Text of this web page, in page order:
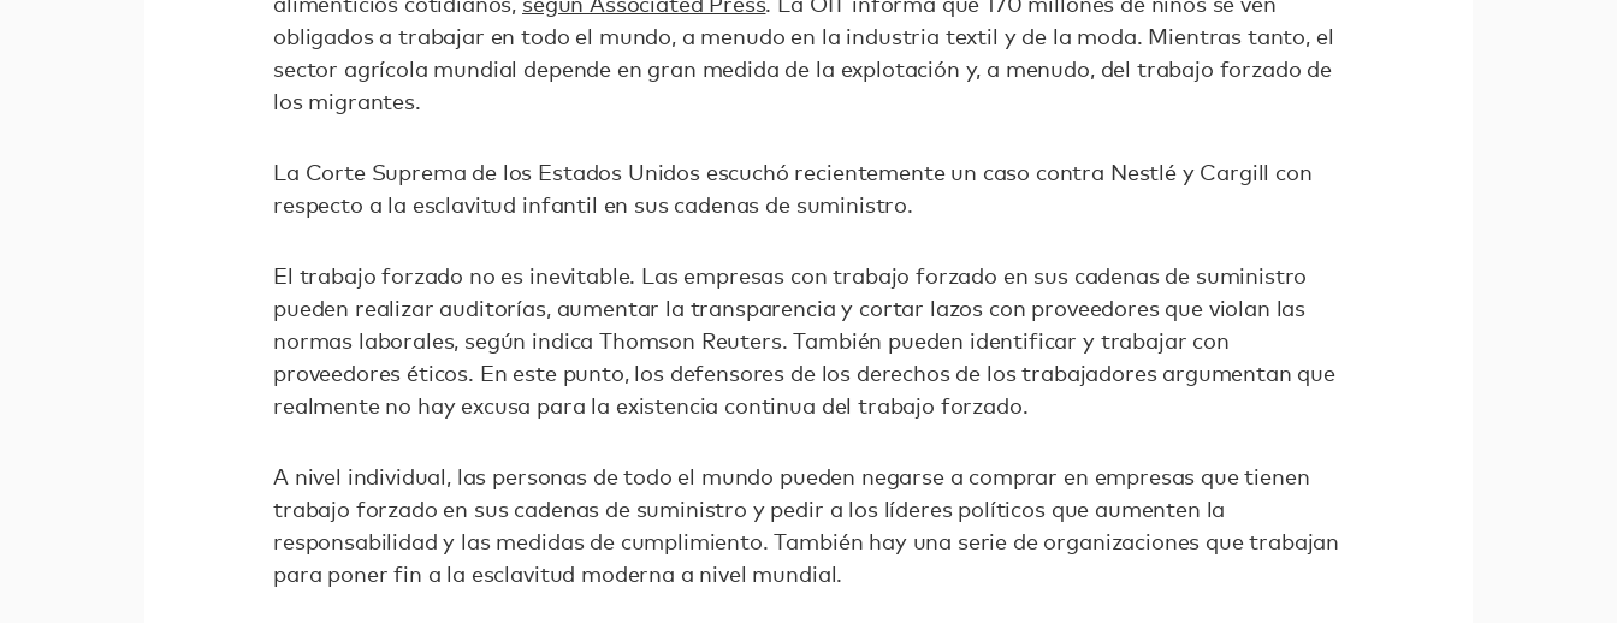
obligados a trabajar en todo el mundo, a menudo en la industria textil y de la moda. Mientras tanto, el
sector agrícola mundial depende en gran medida de la explotación y, a menudo, del trabajo forzado de
los migrantes.
La Corte Suprema de los Estados Unidos escuchó recientemente un caso contra Nestlé y Cargill con
respecto a la esclavitud infantil en sus cadenas de suministro.
El trabajo forzado no es inevitable. Las empresas con trabajo forzado en sus cadenas de suministro
pueden realizar auditorías, aumentar la transparencia y cortar lazos con proveedores que violan las
normas laborales, según indica Thomson Reuters. También pueden identificar y trabajar con
proveedores éticos. En este punto, los defensores de los derechos de los trabajadores argumentan que
realmente no hay excusa para la existencia continua del trabajo forzado.
A nivel individual, las personas de todo el mundo pueden negarse a comprar en empresas que tienen
trabajo forzado en sus cadenas de suministro y pedir a los líderes políticos que aumenten la
responsabilidad y las medidas de cumplimiento. También hay una serie de organizaciones que trabajan
para poner fin a la esclavitud moderna a nivel mundial.